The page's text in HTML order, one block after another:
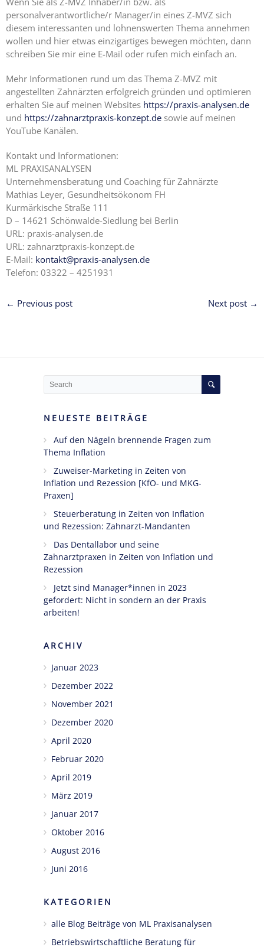
personalverantwortliche/r Manager/in eines Z-MVZ sich
diesem interessanten und lohnenswerten Thema annehmen
wollen und hier etwas einzigartiges bewegen möchten, dann
schreiben Sie mir eine E-Mail oder rufen mich einfach an.
Mehr Informationen rund um das Thema Z-MVZ mit
angestellten Zahnärzten erfolgreich gründen und optimieren
erhalten Sie auf meinen Websites https://praxis-analysen.de
und https://zahnarztpraxis-konzept.de sowie auf meinen
YouTube Kanälen.
Kontakt und Informationen:
ML PRAXISANALYSEN
Unternehmensberatung und Coaching für Zahnärzte
Mathias Leyer, Gesundheitsökonom FH
Kurmärkische Straße 111
D – 14621 Schönwalde-Siedlung bei Berlin
URL: praxis-analysen.de
URL: zahnarztpraxis-konzept.de
E-Mail: kontakt@praxis-analysen.de
Telefon: 03322 – 4251931
← Previous post Next post →
NEUESTE BEITRÄGE
Auf den Nägeln brennende Fragen zum
Thema Inflation
Zuweiser-Marketing in Zeiten von
Inflation und Rezession [KfO- und MKG-
Praxen]
Steuerberatung in Zeiten von Inflation
und Rezession: Zahnarzt-Mandanten
Das Dentallabor und seine
Zahnarztpraxen in Zeiten von Inflation und
Rezession
Jetzt sind Manager*innen in 2023
gefordert: Nicht in sondern an der Praxis
arbeiten!
ARCHIV
Januar 2023
Dezember 2022
November 2021
Dezember 2020
April 2020
Februar 2020
April 2019
März 2019
Januar 2017
Oktober 2016
August 2016
Juni 2016
KATEGORIEN
alle Blog Beiträge von ML Praxisanalysen
Betriebswirtschaftliche Beratung für